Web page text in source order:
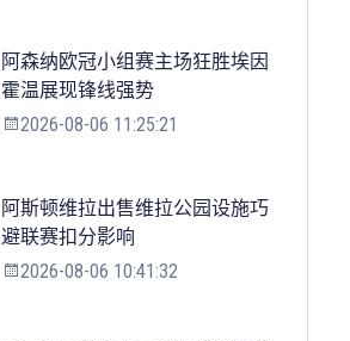
阿森纳欧冠小组赛主场狂胜埃因
霍温展现锋线强势
2026-08-06 11:25:21
阿斯顿维拉出售维拉公园设施巧
避联赛扣分影响
2026-08-06 10:41:32